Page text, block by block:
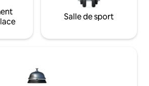
Salle de sport